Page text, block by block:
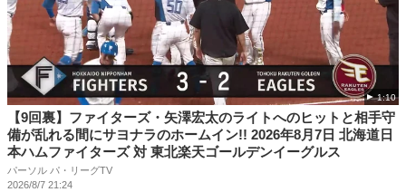
1:10
【9回裏】ファイターズ・矢澤宏太のライトへのヒットと相手守
備が乱れる間にサヨナラのホームイン!! 2026年8月7日 北海道日
本ハムファイターズ 対 東北楽天ゴールデンイーグルス
パーソル パ・リーグTV
2026/8/7 21:24